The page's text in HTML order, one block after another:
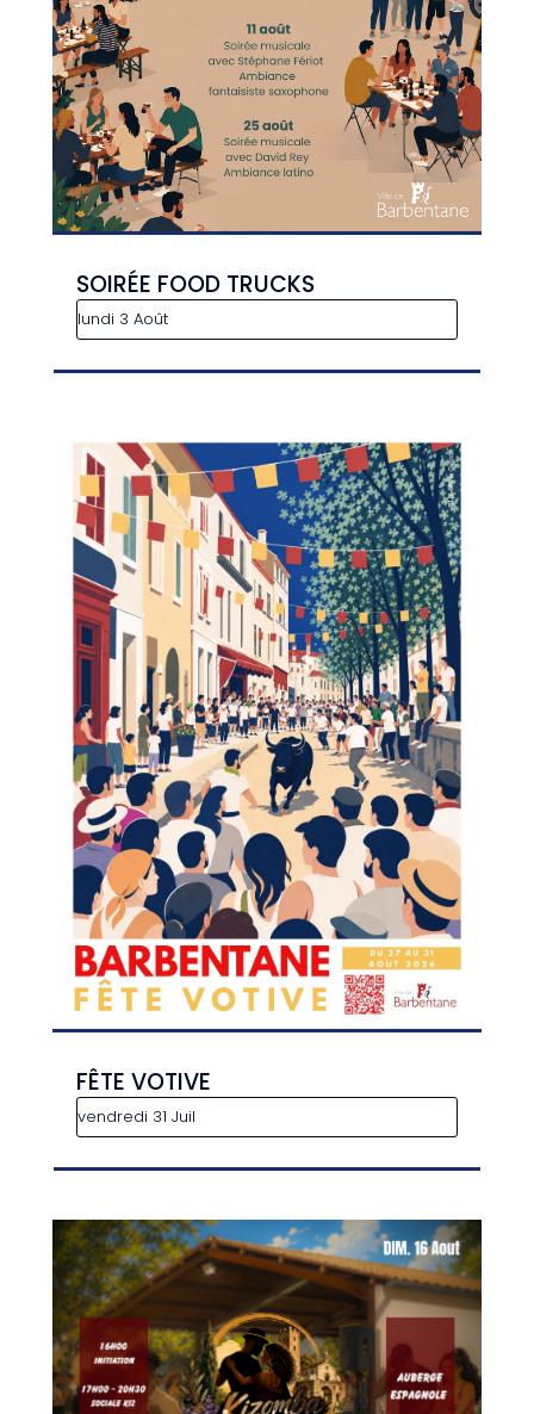
SOIRÉE FOOD TRUCKS
lundi 3 Août
FÊTE VOTIVE
vendredi 31 Juil